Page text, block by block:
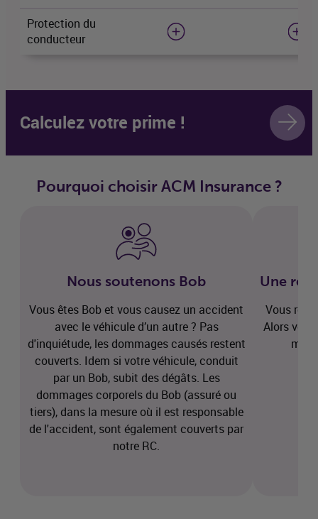
Protection du
conducteur
Calculez votre prime !
Pourquoi choisirACM Insurance?
Nous soutenons Bob
Vous êtes Bob et vous causez un accident
avec le véhicule d’un autre ? Pas
d'inquiétude, les dommages causés restent
couverts. Idem si votre véhicule, conduit
par un Bob, subit des dégâts. Les
dommages corporels du Bob (assuré ou
tiers), dans la mesure où il est responsable
de l'accident, sont également couverts par
notre RC.
Une
Vous
Alors